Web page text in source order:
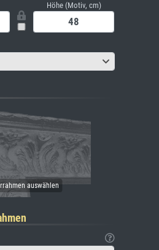
Höhe (Motiv, cm)